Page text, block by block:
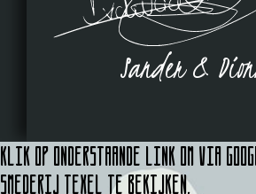
Sander &
Klik op onderstaande link om via
Smederij Texel te bekijken.